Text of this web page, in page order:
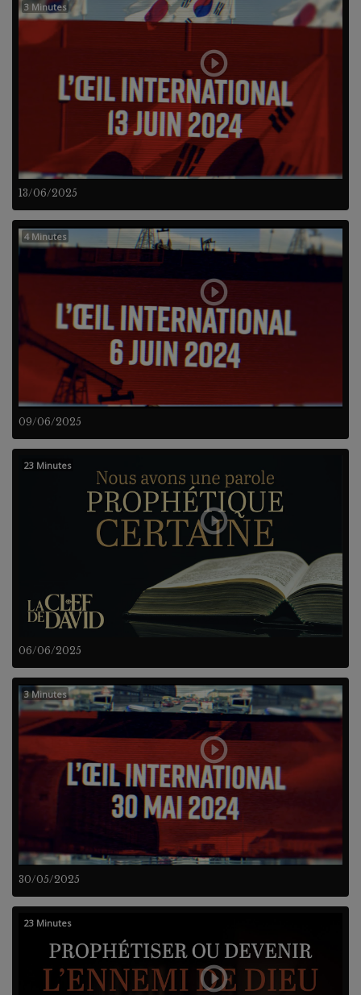
13/06/2025
3 Minutes
09/06/2025
4 Minutes
06/06/2025
23 Minutes
30/05/2025
3 Minutes
23 Minutes